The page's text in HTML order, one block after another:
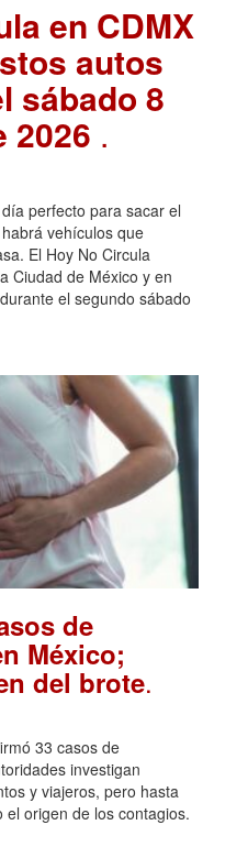
en CDMX
autos
sábado 8
2026 .
perfecto para sacar el
vehículos que
El Hoy No Circula
Ciudad de México y en
el segundo sábado
de
México;
del brote.
33 casos de
investigan
y viajeros, pero hasta
origen de los contagios.